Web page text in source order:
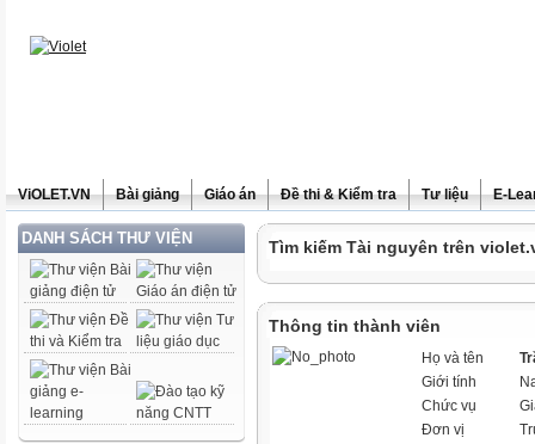
ViOLET.VN Bài giảng Giáo án Đề thi & Kiểm tra Tư liệu E-
DANH SÁCH THƯ VIỆN Tìm kiếm Tài nguyên trên
Thông tin thành viên
Họ và tên
Giới tính
Chức vụ
Đơn vị